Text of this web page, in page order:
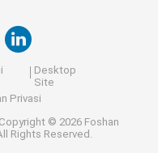
Desktop
Site
Privasi
© 2026 Foshan
Rights Reserved.